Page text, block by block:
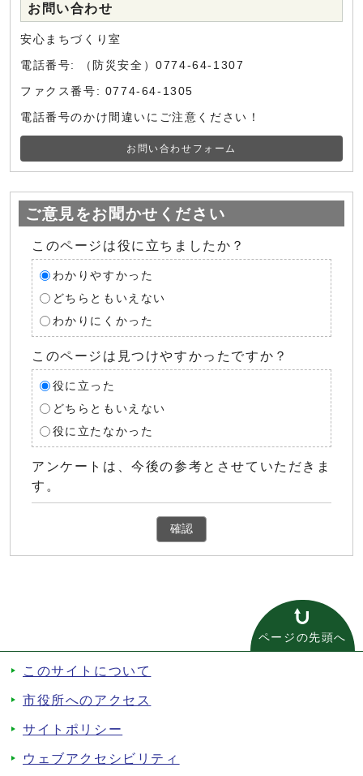
お問い合わせ
安心まちづくり室
電話番号: （防災安全）0774-64-1307
ファクス番号: 0774-64-1305
電話番号のかけ間違いにご注意ください！
お問い合わせフォーム
ご意見をお聞かせください
このページは役に立ちましたか？
わかりやすかった
どちらともいえない
わかりにくかった
このページは見つけやすかったですか？
役に立った
どちらともいえない
役に立たなかった
アンケートは、今後の参考とさせていただきま
す。
確認
ページの先頭へ
このサイトについて
市役所へのアクセス
サイトポリシー
ウェブアクセシビリティ